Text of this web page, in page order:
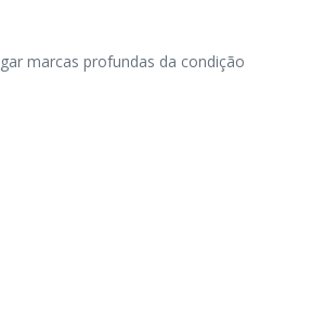
marcas profundas da condição